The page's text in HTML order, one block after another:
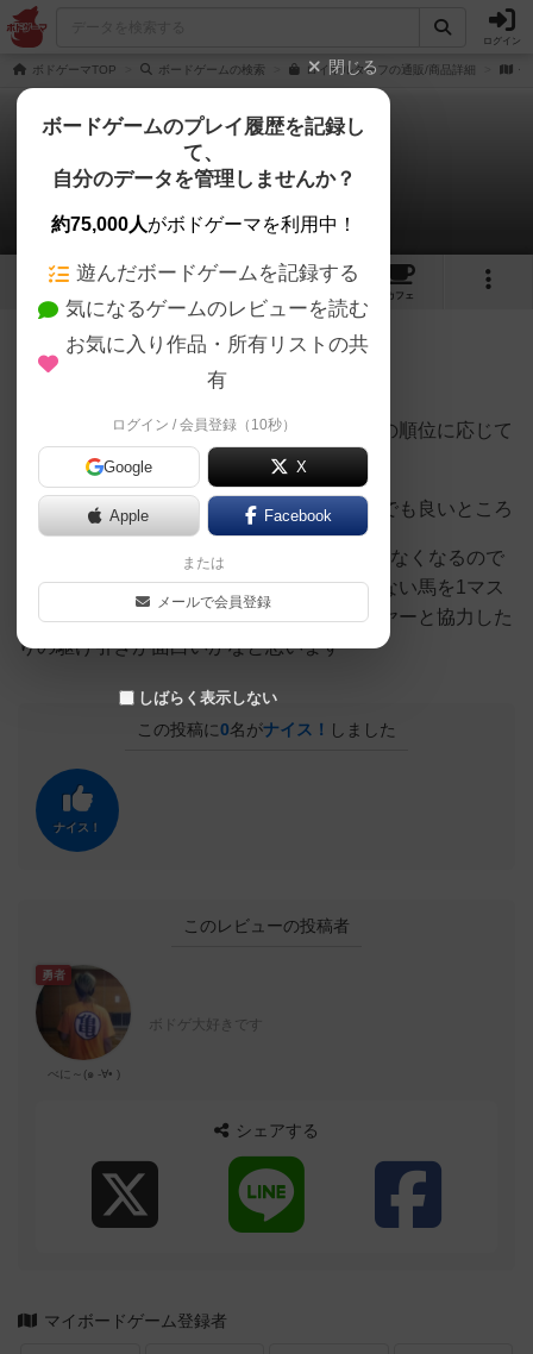
ログイン
ボドゲーマTOP ボードゲームの検索 ロイヤルターフの通販/商品詳細 作
ロイヤル・ターフ
べに～(๑ -∀• )さんのレビュー
14 2 32
カフェ
341名 0名 0 5年弱前
ダイスを振って馬を進めて自分が賭けた馬の順位に応じて
配当がもらえる競馬ゲーム
面白いのは進める馬は自分が賭けてない馬でも良いところ
1度進めた馬はすべての馬が進むまで動かせなくなるので
勝たせたい馬を大きく進めたり勝たせたくない馬を1マス
移動で抑えたり同じ馬に賭けてる他プレイヤーと協力した
りの駆け引きが面白いかなと思います
この投稿に0名がナイス！ しました
ナイス！
このレビューの投稿者
勇者
べに～(๑ -∀• )
ボドゲ大好きです
シェアする
マイボードゲーム登録者
閉じる
ボードゲームのプレイ履歴を記録し
て、
自分のデータを管理しませんか？
約75,000人がボドゲーマを利用中！
遊んだボードゲームを記録する
気になるゲームのレビューを読む
お気に入り作品・所有リストの共
有
ログイン / 会員登録（10秒）
Google X
Apple Facebook
または
メールで会員登録
しばらく表示しない